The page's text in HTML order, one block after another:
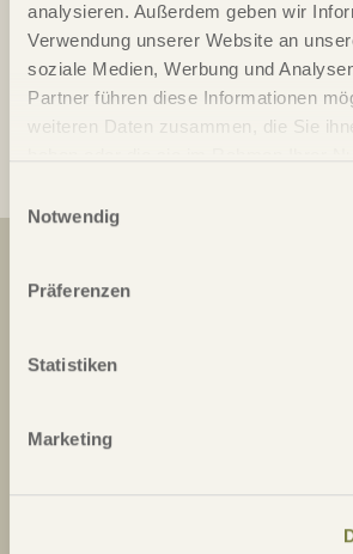
analysieren. Außerdem geben wir
Verwendung unserer Website an
soziale Medien, Werbung und
Partner führen diese Informationen
weiteren Daten zusammen, die Sie
Notwendig
Präferenzen
Statistiken
Marketing
Ihr Golfreisenveranstalter für
Kontakt zu unserem
Impressum der Firma
personenbezogenen Daten für
werden und eine werbliche Ansprache